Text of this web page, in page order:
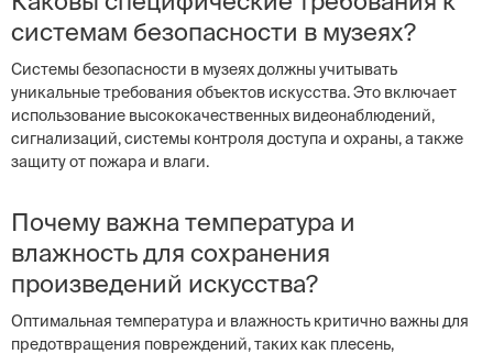
системам безопасности в музеях?
Системы безопасности в музеях должны учитывать
уникальные требования объектов искусства. Это включает
использование высококачественных видеонаблюдений,
сигнализаций, системы контроля доступа и охраны, а также
защиту от пожара и влаги.
Почему важна температура и
влажность для сохранения
произведений искусства?
Оптимальная температура и влажность критично важны для
предотвращения повреждений, таких как плесень,